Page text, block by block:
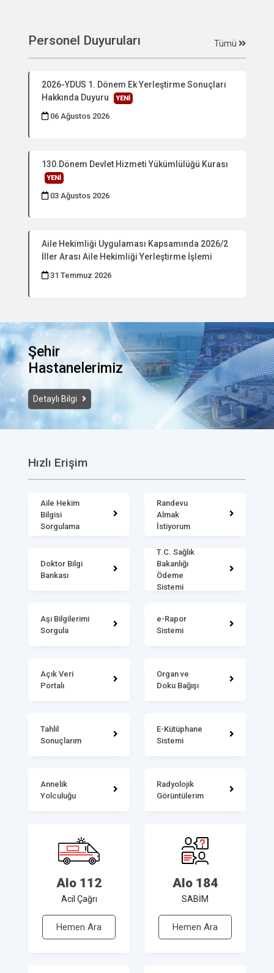
Personel Duyuruları Tümü
2026-YDUS 1. Dönem Ek Yerleştirme Sonuçları
Hakkında Duyuru
YENİ
06 Ağustos 2026
130.Dönem Devlet Hizmeti Yükümlülüğü Kurası
YENİ
03 Ağustos 2026
Aile Hekimliği Uygulaması Kapsamında 2026/2
İller Arası Aile Hekimliği Yerleştirme İşlemi
31 Temmuz 2026
Şehir
Hastanelerimiz
Detaylı Bilgi
Hızlı Erişim
Aile Hekim
Bilgisi
Sorgulama
Randevu
Almak
İstiyorum
Doktor Bilgi
Bankası
T.C. Sağlık
Bakanlığı
Ödeme
Sistemi
Aşı Bilgilerimi
Sorgula
e-Rapor
Sistemi
Açık Veri
Portalı
Organ ve
Doku Bağışı
Tahlil
Sonuçlarım
E-Kütüphane
Sistemi
Annelik
Yolculuğu
Radyolojik
Görüntülerim
Alo 112
Acil Çağrı
Hemen Ara
Alo 184
SABİM
Hemen Ara